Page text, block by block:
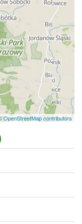
OpenStreetMap contributors